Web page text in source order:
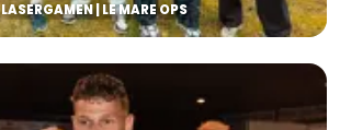
LASERGAMEN | LE MARE OPS